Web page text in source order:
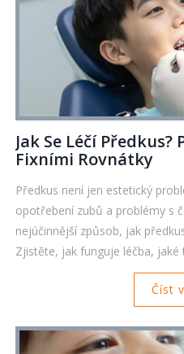
Jak Se Léčí
Fixními Rovnátky
Předkus není jen estetický
opotřebení zubů a problémy s
nejúčinnější způsob, jak
Zjistěte, jak funguje léčba,
Číst